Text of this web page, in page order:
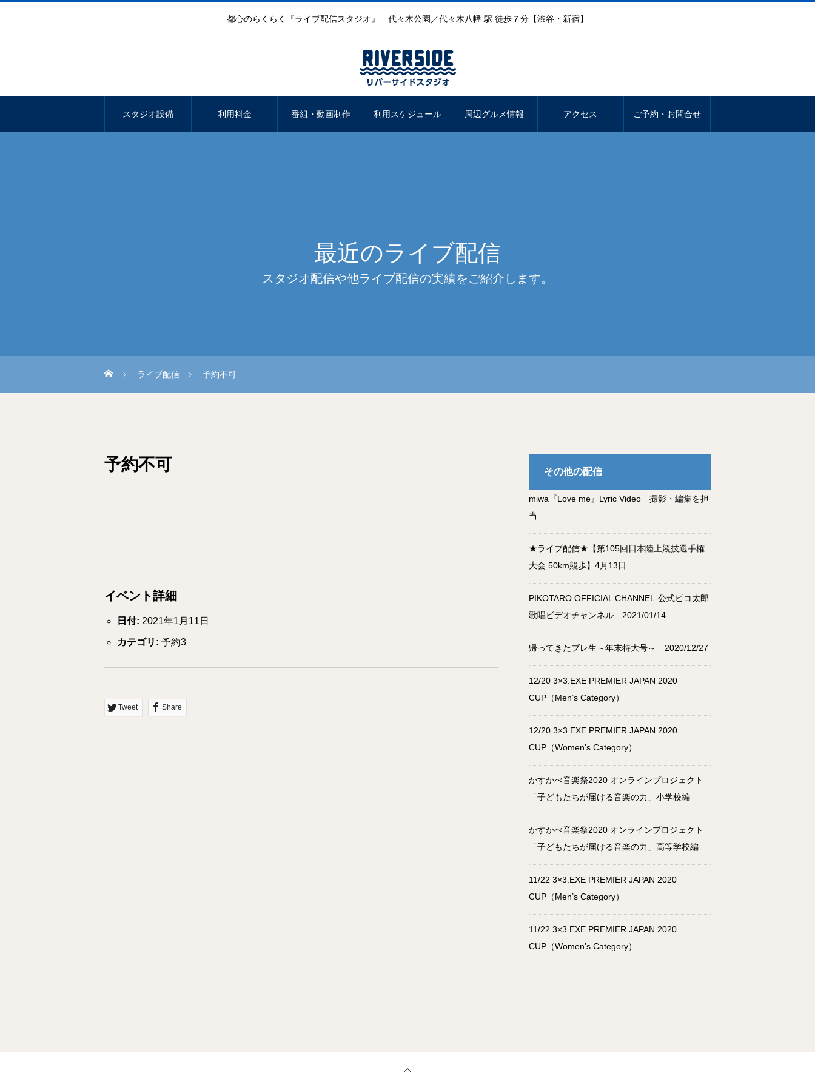
都心のらくらく『ライブ配信スタジオ』 代々木公園／代々木八幡 駅 徒歩７分【渋谷・新宿】
スタジオ設備 利用料金 番組・動画制作 利用スケジュール 周辺グルメ情報 アクセス ご予約・お問合せ
最近のライブ配信
スタジオ配信や他ライブ配信の実績をご紹介します。
ライブ配信 予約不可
予約不可
イベント詳細
日付: 2021年1月11日
カテゴリ: 予約3
Tweet Share
その他の配信
miwa『Love me』Lyric Video 撮影・編集を担
当
★ライブ配信★【第105回日本陸上競技選手権
大会 50km競歩】4月13日
PIKOTARO OFFICIAL CHANNEL-公式ピコ太郎
歌唱ビデオチャンネル 2021/01/14
帰ってきたブレ生～年末特大号～ 2020/12/27
12/20 3×3.EXE PREMIER JAPAN 2020
CUP（Men’s Category）
12/20 3×3.EXE PREMIER JAPAN 2020
CUP（Women’s Category）
かすかべ音楽祭2020 オンラインプロジェクト
「子どもたちが届ける音楽の力」小学校編
かすかべ音楽祭2020 オンラインプロジェクト
「子どもたちが届ける音楽の力」高等学校編
11/22 3×3.EXE PREMIER JAPAN 2020
CUP（Men’s Category）
11/22 3×3.EXE PREMIER JAPAN 2020
CUP（Women’s Category）